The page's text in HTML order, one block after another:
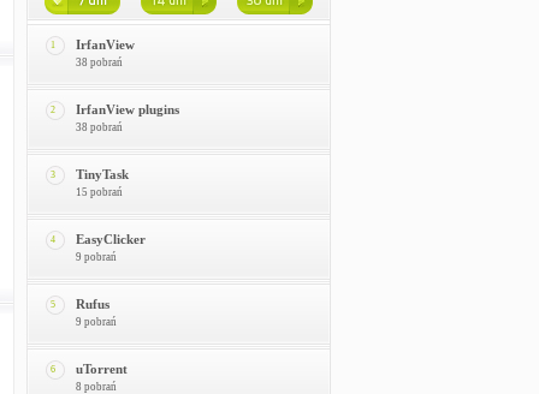
1 IrfanView
38 pobrań
2 IrfanView plugins
38 pobrań
3 TinyTask
15 pobrań
4 EasyClicker
9 pobrań
5 Rufus
9 pobrań
6 uTorrent
8 pobrań